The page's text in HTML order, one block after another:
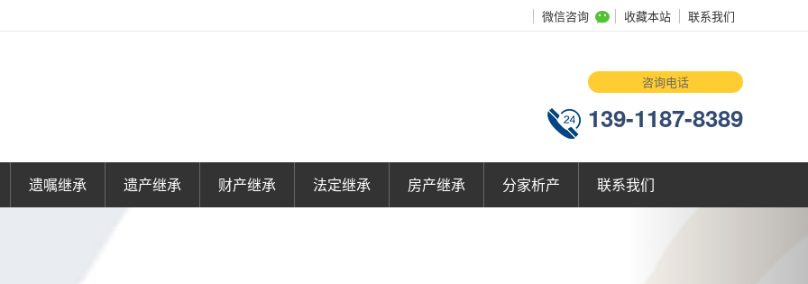
微信咨询 收藏本站 联系我们
咨询电话
139-1187-8389
遗嘱继承 遗产继承 财产继承 法定继承 房产继承 分家析产 联系我们